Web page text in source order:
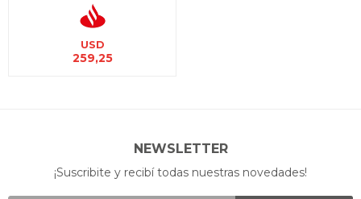
USD
259,25
NEWSLETTER
¡Suscribite y recibí todas nuestras novedades!